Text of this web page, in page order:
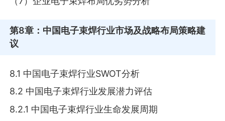
第8章 ：中国电子束焊行业市场及战略布局策略建
议
8.1 中国电子束焊行业SWOT分析
8.2 中国电子束焊行业发展潜力评估
8.2.1 中国电子束焊行业生命发展周期